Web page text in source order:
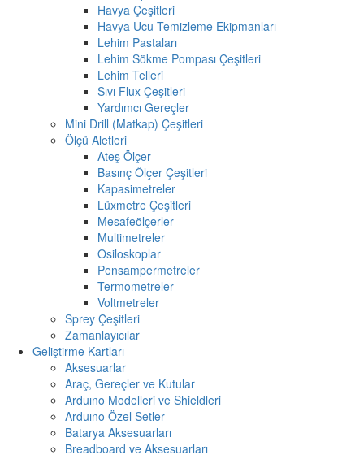
Havya Çeşitleri
Havya Ucu Temizleme Ekipmanları
Lehim Pastaları
Lehim Sökme Pompası Çeşitleri
Lehim Telleri
Sıvı Flux Çeşitleri
Yardımcı Gereçler
Mini Drill (Matkap) Çeşitleri
Ölçü Aletleri
Ateş Ölçer
Basınç Ölçer Çeşitleri
Kapasimetreler
Lüxmetre Çeşitleri
Mesafeölçerler
Multimetreler
Osiloskoplar
Pensampermetreler
Termometreler
Voltmetreler
Sprey Çeşitleri
Zamanlayıcılar
Geliştirme Kartları
Aksesuarlar
Araç, Gereçler ve Kutular
Arduıno Modelleri ve Shieldleri
Arduıno Özel Setler
Batarya Aksesuarları
Breadboard ve Aksesuarları